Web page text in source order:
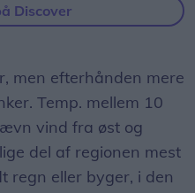
Discover
men efterhånden mere
Temp. mellem 10
vind fra øst og
del af regionen mest
regn eller byger, i den